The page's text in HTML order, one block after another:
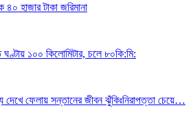
৪০ হাজার টাকা জরিমানা
ঘণ্টায় ১০০ কিলোমিটার, চলে ৮০কি:মি:
দেখে ফেলায় সন্তানের জীবন ঝুঁকিঃনিরাপত্তা চেয়ে…